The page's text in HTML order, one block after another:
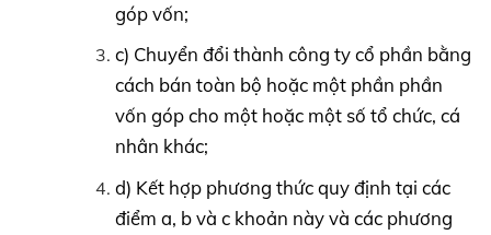
góp vốn;
c) Chuyển đổi thành công ty cổ phần bằng
cách bán toàn bộ hoặc một phần phần
vốn góp cho một hoặc một số tổ chức, cá
nhân khác;
d) Kết hợp phương thức quy định tại các
điểm a, b và c khoản này và các phương